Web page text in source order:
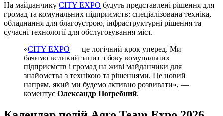
На майданчику CITY EXPO будуть представлені рішення для
громад та комунальних підприємств: спеціалізована техніка,
обладнання для благоустрою, інфраструктурні рішення та
сучасні технології для обслуговування міст.
«CITY EXPO — це логічний крок уперед. Ми
бачимо великий запит з боку комунальних
підприємств і громад на живі майданчики для
знайомства з технікою та рішеннями. Це новий
напрям, який ми будемо активно розвивати», —
коментує Олександр Погребний.